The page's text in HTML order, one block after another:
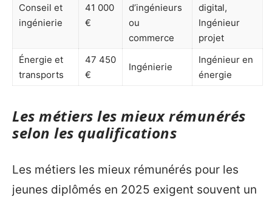
Conseil et
ingénierie
41 000
€
d’ingénieurs
ou
commerce
digital,
Ingénieur
projet
Énergie et
transports
47 450
€
Ingénierie
Ingénieur en
énergie
Les métiers les mieux rémunérés
selon les qualifications
Les métiers les mieux rémunérés pour les
jeunes diplômés en 2025 exigent souvent un